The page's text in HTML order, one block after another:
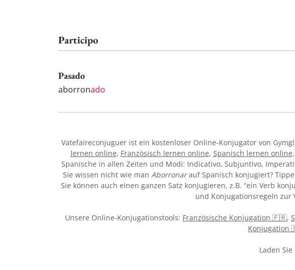
Participo
Pasado
aborronado
Vatefaireconjuguer ist ein kostenloser Online-Konjugator von
lernen online, Französisch lernen online, Spanisch lernen online,
Spanische in allen Zeiten und Modi: Indicativo, Subjuntivo,
Sie wissen nicht wie man Aborronarauf Spanisch konjugiert?
Sie können auch einen ganzen Satz konjugieren, z.B. “ein Verb
und Konjugationsregeln zur
Unsere Online-Konjugationstools: Französische Konjugation 🇫🇷,
Laden